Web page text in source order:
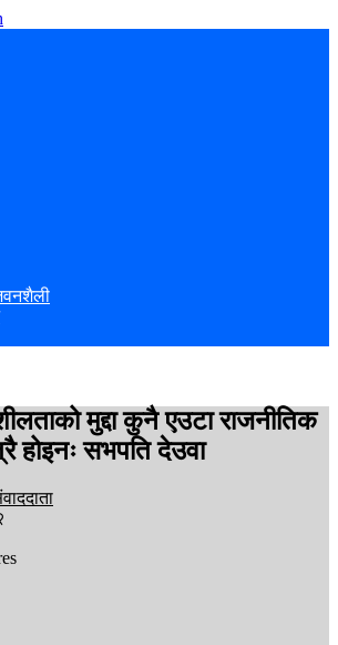
मुद्दा कुनै एउटा राजनीतिक
होइनः सभपति देउवा